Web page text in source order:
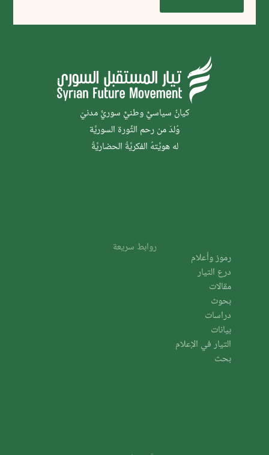
كيانٌ سياسيٌّ وطنيٌّ سوريٌّ مدنيّ
وُلدَ من رحم الثَّورة السوريَّة
له هويَّتهُ الفكريَّةُ الحضاريَّةُ
روابط سريعة
رموز وأعلام
درع التيار
مقالات
بحوث
دراسات
بيانات
التيار في الإعلام
بحث